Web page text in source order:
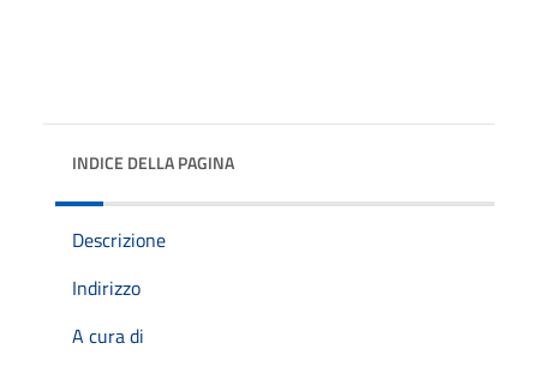
INDICE DELLA PAGINA
Descrizione
Indirizzo
A cura di